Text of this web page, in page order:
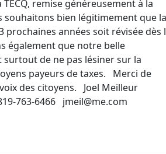
remise généreusement à la
bien légitimement que la
années soit révisée dès
également que notre belle
de ne pas lésiner sur la
payeurs de taxes. Merci de
des citoyens. Joel Meilleur
763-6466 jmeil@me.com